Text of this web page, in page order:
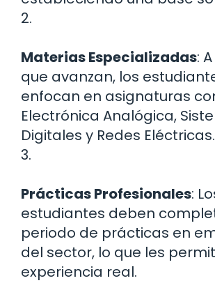
2.
Materias Especializadas:
que avanzan, los
enfocan en asignaturas
Electrónica Analógica,
Digitales y Redes Eléctricas.
3.
Prácticas Profesionales:
estudiantes deben
periodo de prácticas en
del sector, lo que les
experiencia real.